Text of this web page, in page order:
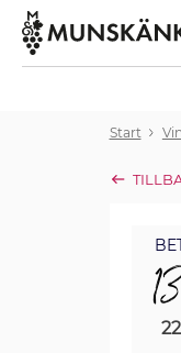
Start